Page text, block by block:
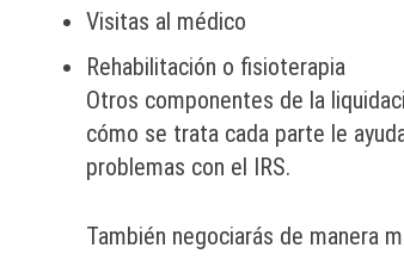
Visitas al médico
Rehabilitación o fisioterapia
Otros componentes de la
cómo se trata cada parte le
problemas con el IRS.
También negociarás de manera